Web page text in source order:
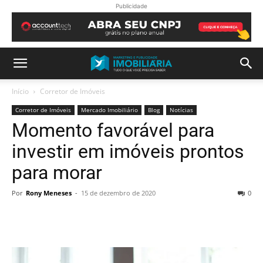
Publicidade
Início Corretor de Imóveis
Corretor de Imóveis Mercado Imobiliário Blog Notícias
Momento favorável para
investir em imóveis prontos
para morar
Por Rony Meneses - 15 de dezembro de 2020 0